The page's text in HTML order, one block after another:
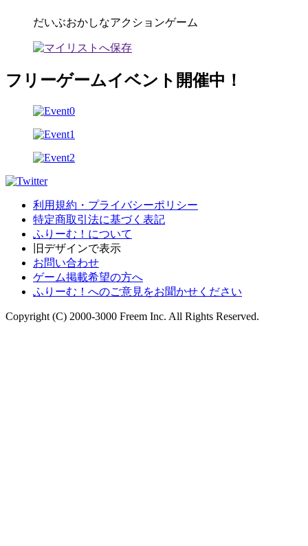
だいぶおかしなアクションゲーム
フリーゲームイベント開催中！
利用規約・プライバシーポリシー
特定商取引法に基づく表記
ふりーむ！について
旧デザインで表示
お問い合わせ
ゲーム掲載希望の方へ
ふりーむ！へのご意見をお聞かせください
Copyright (C) 2000-3000 Freem Inc. All Rights Reserved.